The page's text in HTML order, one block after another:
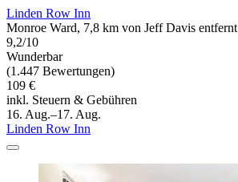
Linden Row Inn
Monroe Ward, 7,8 km von Jeff Davis entfernt
9,2/10
Wunderbar
(1.447 Bewertungen)
109 €
inkl. Steuern & Gebühren
16. Aug.–17. Aug.
Linden Row Inn